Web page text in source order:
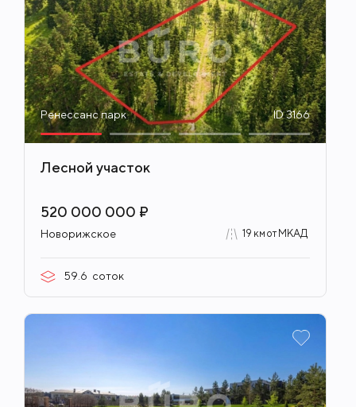
Ренессанс парк ID 3166
Лесной участок
520 000 000 ₽
Новорижское 19 км от МКАД
59.6 соток